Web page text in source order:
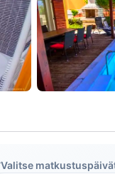
Valitse